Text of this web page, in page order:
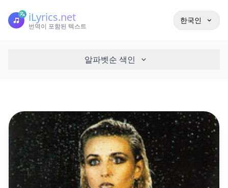
iLyrics.net
번역이 포함된 텍스트
한국인
알파벳순 색인